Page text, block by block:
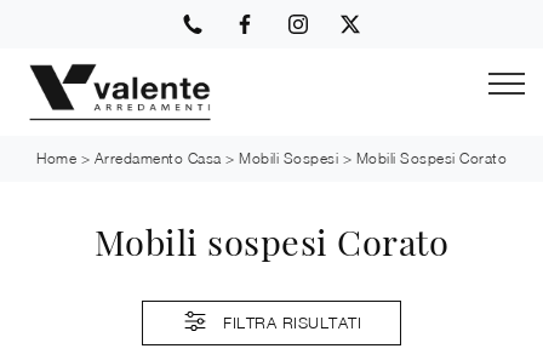
Home > Arredamento Casa > Mobili Sospesi > Mobili Sospesi Corato
Mobili sospesi Corato
FILTRA RISULTATI